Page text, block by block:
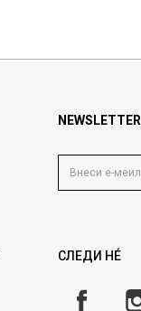
NEWSLETTER
СЛЕДИ НÉ